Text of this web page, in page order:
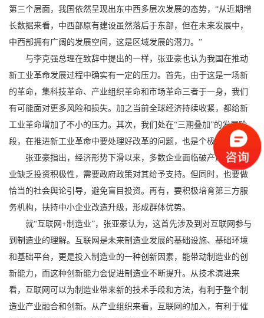
第三个层面，我国依然呈现出东中西多层次发展的态势，“从近期增
长数据来看，中西部原有建设虽然落后于东部，但在未来发展中，
中西部拥有广阔的发展空间，这是区域发展的潜力。”
与李克强总理在致辞中提出的一样，张亚豪也认为我国在推动
新工业革命发展过程中确实有一定的压力。首先，由于这是一场新
的革命，集科技革命、产业组织革命和市场革命三者于一身，我们
有可能面对更多风险和损失。加之当前全球经济持续收紧，都给新
工业革命增加了不小的压力。其次，我们处在“三期叠加”的发展阶
段，在推进新工业革命中要处理好改革的问题，也是个极大挑战。
张亚豪指出，经济形势下滑以来，多数企业面临破产风险，企
业缺乏投资积极性，需要政府政策对其给予支持。但同时，也要做
恰当的社会舆论引导，避免盲目投资。再有，要积极培育第三方服
务机构，扶持中小企业改造升级，形成群体优势。
就“互联网+制造业”，张亚豪认为，这首先涉及到对互联网参与
到制造业的理解。互联网是未来制造业发展的基础设施、基础环境
和基础平台，更是投入制造业的一种创新因素，能带动制造业的创
新能力，而这种创新能力会促进制造业不断提升。从技术演进来
看，互联网可以为制造业带来新的技术手段和方法，有利于整个制
造业产业融合和创新。从产业组织来看，互联网的加入，有利于催